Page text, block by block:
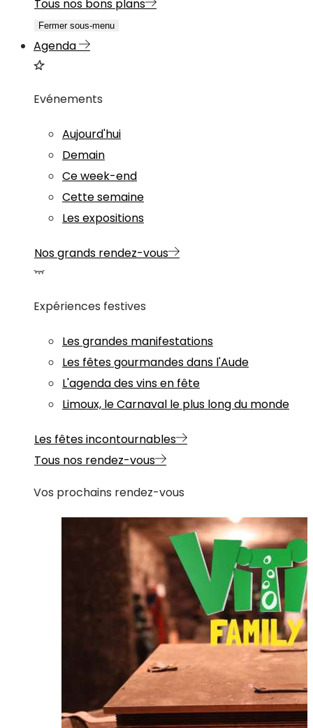
Tous nos bons plans
Fermer sous-menu
Agenda
Evénements
Aujourd'hui
Demain
Ce week-end
Cette semaine
Les expositions
Nos grands rendez-vous
Expériences festives
Les grandes manifestations
Les fêtes gourmandes dans l'Aude
L'agenda des vins en fête
Limoux, le Carnaval le plus long du monde
Les fêtes incontournables
Tous nos rendez-vous
Vos prochains rendez-vous